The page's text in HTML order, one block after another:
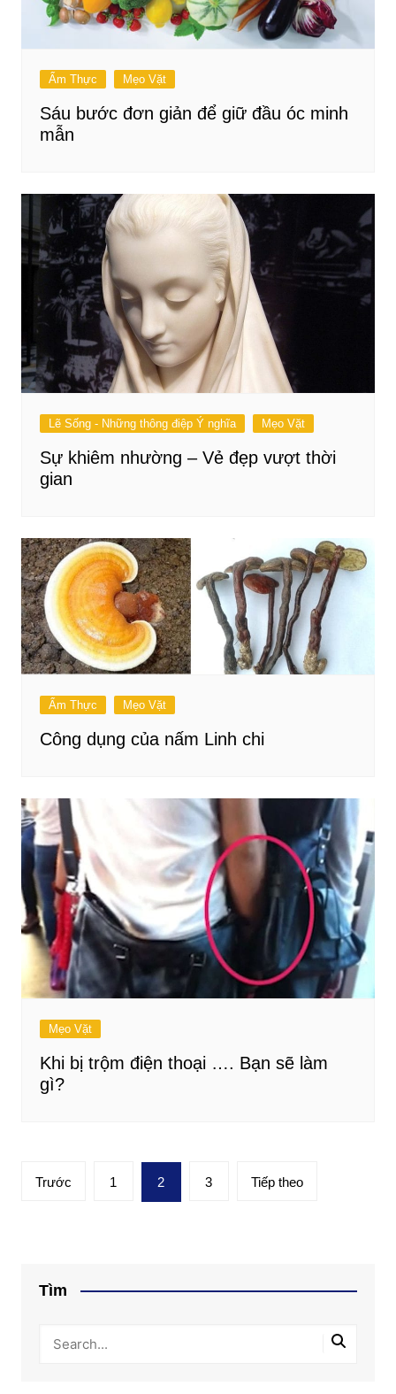
Ẩm Thực Mẹo Vặt
Sáu bước đơn giản để giữ đầu óc minh
mẫn
Lẽ Sống - Những thông điệp Ý nghĩa Mẹo Vặt
Sự khiêm nhường – Vẻ đẹp vượt thời
gian
Ẩm Thực Mẹo Vặt
Công dụng của nấm Linh chi
Mẹo Vặt
Khi bị trộm điện thoại …. Bạn sẽ làm
gì?
Phân
Trước 1 2 3 Tiếp theo
Tìm